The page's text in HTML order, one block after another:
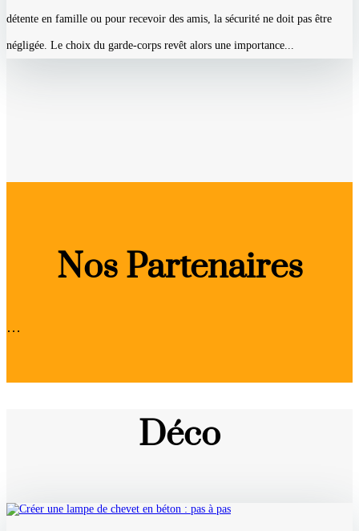
détente en famille ou pour recevoir des amis, la sécurité ne doit pas être
négligée. Le choix du garde-corps revêt alors une importance...
Nos Partenaires
…
Déco